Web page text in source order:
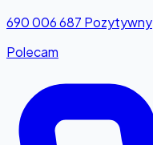
690 006 687 Pozytywny
Polecam